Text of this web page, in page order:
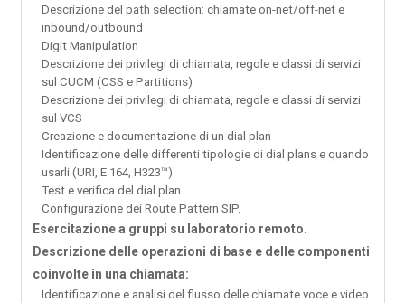
Descrizione del path selection: chiamate on-net/off-net e
inbound/outbound
Digit Manipulation
Descrizione dei privilegi di chiamata, regole e classi di servizi
sul CUCM (CSS e Partitions)
Descrizione dei privilegi di chiamata, regole e classi di servizi
sul VCS
Creazione e documentazione di un dial plan
Identificazione delle differenti tipologie di dial plans e quando
usarli (URI, E.164, H323™)
Test e verifica del dial plan
Configurazione dei Route Pattern SIP.
Esercitazione a gruppi su laboratorio remoto.
Descrizione delle operazioni di base e delle componenti
coinvolte in una chiamata:
Identificazione e analisi del flusso delle chiamate voce e video